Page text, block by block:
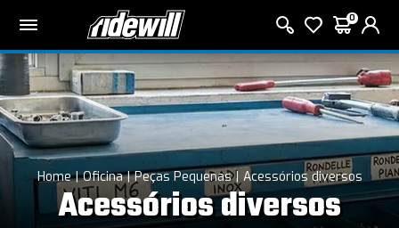
0
Home Oficina Peças Pequenas Acessórios diversos
Acessórios diversos